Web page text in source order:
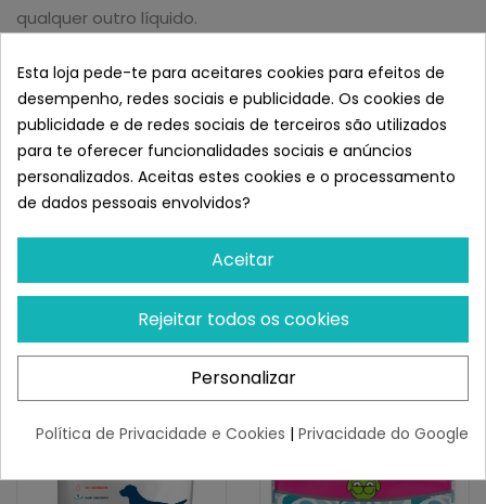
qualquer outro líquido.
- Previne o aparecimento de maus cheiros.
UTILIZAÇÕES E ESPECIFICAÇÕES:
Empapadores totalmente absorventes e descartáveis
para cães filhotes em aprendizagem, para cães que
são transportados em transportes e para cães adultos
com incontinência urinária.
Semelhante a Empapadores
Super Absorbentes Sanhuk
60x60cm. 30 unidades
Esta loja pede-te para aceitares cookies para efeitos de
desempenho, redes sociais e publicidade. Os cookies de
publicidade e de redes sociais de terceiros são utilizados
para te oferecer funcionalidades sociais e anúncios
personalizados. Aceitas estes cookies e o processamento
de dados pessoais envolvidos?
Aceitar
Rejeitar todos os cookies
Personalizar
Política de Privacidade e Cookies | Privacidade do Google